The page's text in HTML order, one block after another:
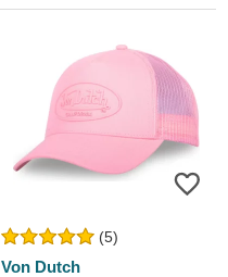
(5)
Von Dutch